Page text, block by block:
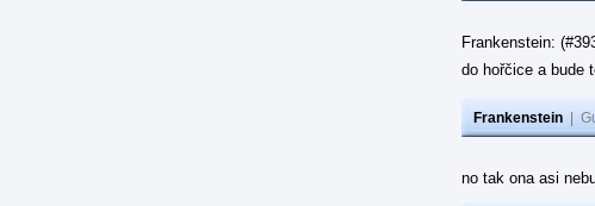
Frankenstein:
do hořčice a bude
Frankenstein
no tak ona asi